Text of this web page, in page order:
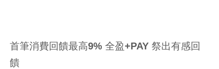
首筆消費回饋最高9% 全盈+PAY 祭出有感回
饋